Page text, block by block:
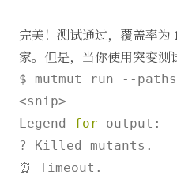
完美！测试通过，覆盖率
家。但是，当你使用突变测
$ mutmut run --
<snip>
Legend for output:
? Killed mutants.
⏰ Timeout.